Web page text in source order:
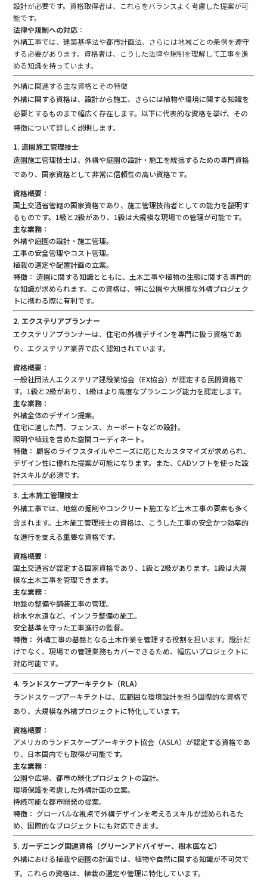
設計が必要です。資格取得者は、これらをバランスよく考慮した提案が可
能です。
法律や規制への対応 ：
外構工事では、建築基準法や都市計画法、さらには地域ごとの条例を遵守
する必要があります。資格者は、こうした法律や規制を理解して工事を進
める知識を持っています。
外構に関連する主な資格とその特徴
外構に関する資格は、設計から施工、さらには植物や環境に関する知識を
必要とするものまで幅広く存在します。以下に代表的な資格を挙げ、その
特徴について詳しく説明します。
1. 造園施工管理技士
造園施工管理技士は、外構や庭園の設計・施工を統括するための専門資格
であり、国家資格として非常に信頼性の高い資格です。
資格概要 ：
国土交通省管轄の国家資格であり、施工管理技術者としての能力を証明す
るものです。1級と2級があり、1級は大規模な現場での管理が可能です。
主な業務 ：
外構や庭園の設計・施工管理。
工事の安全管理やコスト管理。
植栽の選定や配置計画の立案。
特徴 ： 造園に関する知識とともに、土木工事や植物の生態に関する専門的
な知識が求められます。この資格は、特に公園や大規模な外構プロジェク
トに携わる際に有利です。
2. エクステリアプランナー
エクステリアプランナーは、住宅の外構デザインを専門に扱う資格であ
り、エクステリア業界で広く認知されています。
資格概要 ：
一般社団法人エクステリア建設業協会（EX協会）が認定する民間資格で
す。1級と2級があり、1級はより高度なプランニング能力を認定します。
主な業務 ：
外構全体のデザイン提案。
住宅に適した門、フェンス、カーポートなどの設計。
照明や植栽を含めた空間コーディネート。
特徴 ： 顧客のライフスタイルやニーズに応じたカスタマイズが求められ、
デザイン性に優れた提案が可能になります。また、CADソフトを使った設
計スキルが必須です。
3. 土木施工管理技士
外構工事では、地盤の掘削やコンクリート施工など土木工事の要素も多く
含まれます。土木施工管理技士の資格は、こうした工事の安全かつ効率的
な進行を支える重要な資格です。
資格概要 ：
国土交通省が認定する国家資格であり、1級と2級があります。1級は大規
模な土木工事を管理できます。
主な業務 ：
地盤の整備や舗装工事の管理。
排水や水道など、インフラ整備の施工。
安全基準を守った工事進行の監督。
特徴 ： 外構工事の基盤となる土木作業を管理する役割を担います。設計だ
けでなく、現場での管理業務もカバーできるため、幅広いプロジェクトに
対応可能です。
4. ランドスケープアーキテクト（RLA）
ランドスケープアーキテクトは、広範囲な環境設計を担う国際的な資格で
あり、大規模な外構プロジェクトに特化しています。
資格概要 ：
アメリカのランドスケープアーキテクト協会（ASLA）が認定する資格であ
り、日本国内でも取得が可能です。
主な業務 ：
公園や広場、都市の緑化プロジェクトの設計。
環境保護を考慮した外構計画の立案。
持続可能な都市開発の提案。
特徴 ： グローバルな視点で外構デザインを考えるスキルが認められるた
め、国際的なプロジェクトにも対応できます。
5. ガーデニング関連資格（グリーンアドバイザー、樹木医など）
外構における植栽や庭園の計画では、植物や自然に関する知識が不可欠で
す。これらの資格は、植栽の選定や管理に特化しています。